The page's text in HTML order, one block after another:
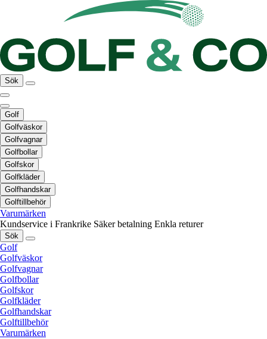
Sök
Golf
Golfväskor
Golfvagnar
Golfbollar
Golfskor
Golfkläder
Golfhandskar
Golftillbehör
Varumärken
Kundservice i Frankrike Säker betalning Enkla returer
Sök
Golf
Golfväskor
Golfvagnar
Golfbollar
Golfskor
Golfkläder
Golfhandskar
Golftillbehör
Varumärken